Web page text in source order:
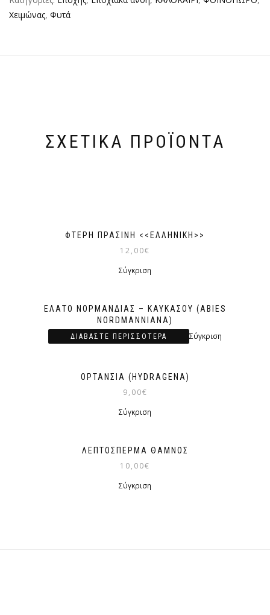
Χειμώνας, Φυτά
ΣΧΕΤΙΚΆ ΠΡΟΪΌΝΤΑ
ΦΤΈΡΗ ΠΡΆΣΙΝΗ <<ΕΛΛΗΝΙΚΉ>>
12,00€
Σύγκριση
ΈΛΑΤΟ ΝΟΡΜΑΝΔΊΑΣ – ΚΑΥΚΆΣΟΥ (ABIES
NORDMANNIANA)
ΔΙΑΒΆΣΤΕ ΠΕΡΙΣΣΌΤΕΡΑ Σύγκριση
ΟΡΤΑΝΣΊΑ (HYDRAGENA)
9,00€
Σύγκριση
ΛΕΠΤΌΣΠΕΡΜΑ ΘΆΜΝΟΣ
10,00€
Σύγκριση